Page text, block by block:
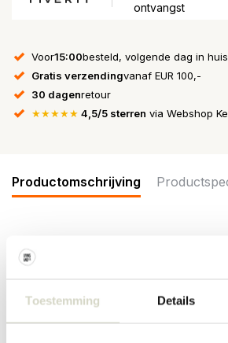
Toestemming Details
ontvangst
Voor15:00besteld, volgende dag in
Gratis verzendingvanaf EUR 100,-
30 dagenretour
★★★★★ 4,5/5 sterren via Webshop
Productomschrijving
De Bloomingville Eimy borden worden
stuks. De borden zijn versierd met blauwe
Afmeting: diameter 20,5 x hoogte 2cm